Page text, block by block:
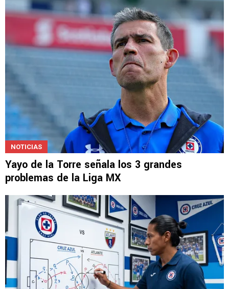
NOTICIAS
Yayo de la Torre señala los 3 grandes
problemas de la Liga MX